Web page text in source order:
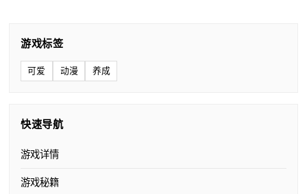
游戏标签
可爱 动漫 养成
快速导航
游戏详情
游戏秘籍